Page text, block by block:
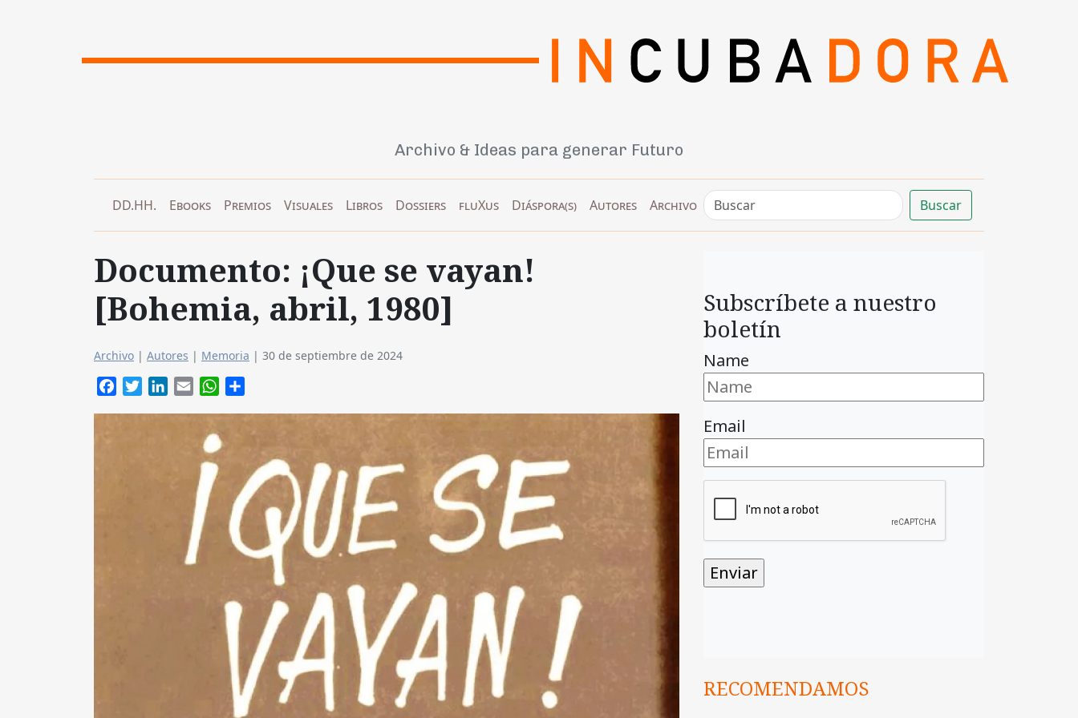
Archivo & Ideas para generar Futuro
DD.HH. Ebooks Premios Visuales Libros Dossiers fluXus Diáspora(s) Autores Archivo Buscar
Documento: ¡Que se vayan!
[Bohemia, abril, 1980]
Archivo | Autores | Memoria | 30 de septiembre de 2024
FacebookTwitterLinkedIn
Email WhatsApp
Subscríbete a nuestro
boletín
Name
Email
RECOMENDAMOS